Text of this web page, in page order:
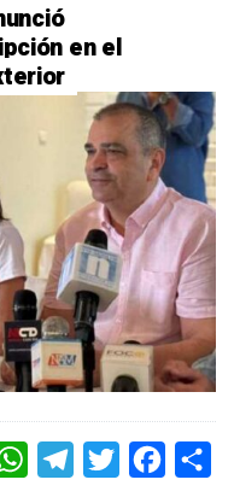
en el
WHATSAPPTELEGRAMTWITTER